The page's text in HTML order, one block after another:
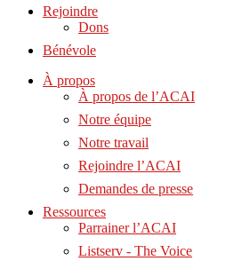
Rejoindre
Dons
Bénévole
À propos
À propos de l’ACAI
Notre équipe
Notre travail
Rejoindre l’ACAI
Demandes de presse
Ressources
Parrainer l’ACAI
Listserv - The Voice